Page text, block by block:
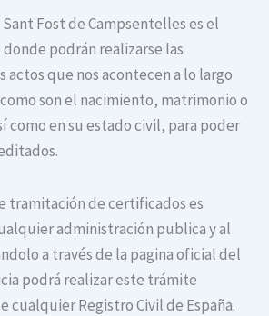
Fost de Campsentelles es el
podrán realizarse las
actos que nos acontecen a lo largo
son el nacimiento, matrimonio o
como en su estado civil, para poder
tramitación de certificados es
administración publica y al
a través de la pagina oficial del
podrá realizar este trámite
Registro Civil de España.